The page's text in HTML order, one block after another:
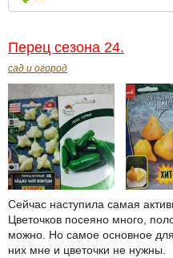
Перец сезона 24.
сад и огород
Сейчас наступила самая
Цветочков посеяно много,
можно. Но самое основное
них мне и цветочки не нужны.